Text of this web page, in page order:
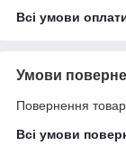
Всі умови
Умови
Повернення
Всі умови